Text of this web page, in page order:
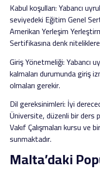
Kabul koşulları: Yabancı
seviyedeki Eğitim Genel
Amerikan Yerleşim
Sertifikasına denk
Giriş Yönetmeliği: Yabancı
kalmaları durumunda giriş
olmaları gerekir.
Dil gereksinimleri: İyi
Üniversite, düzenli bir ders
Vakıf Çalışmaları kursu ve
sunmaktadır.
Malta’daki